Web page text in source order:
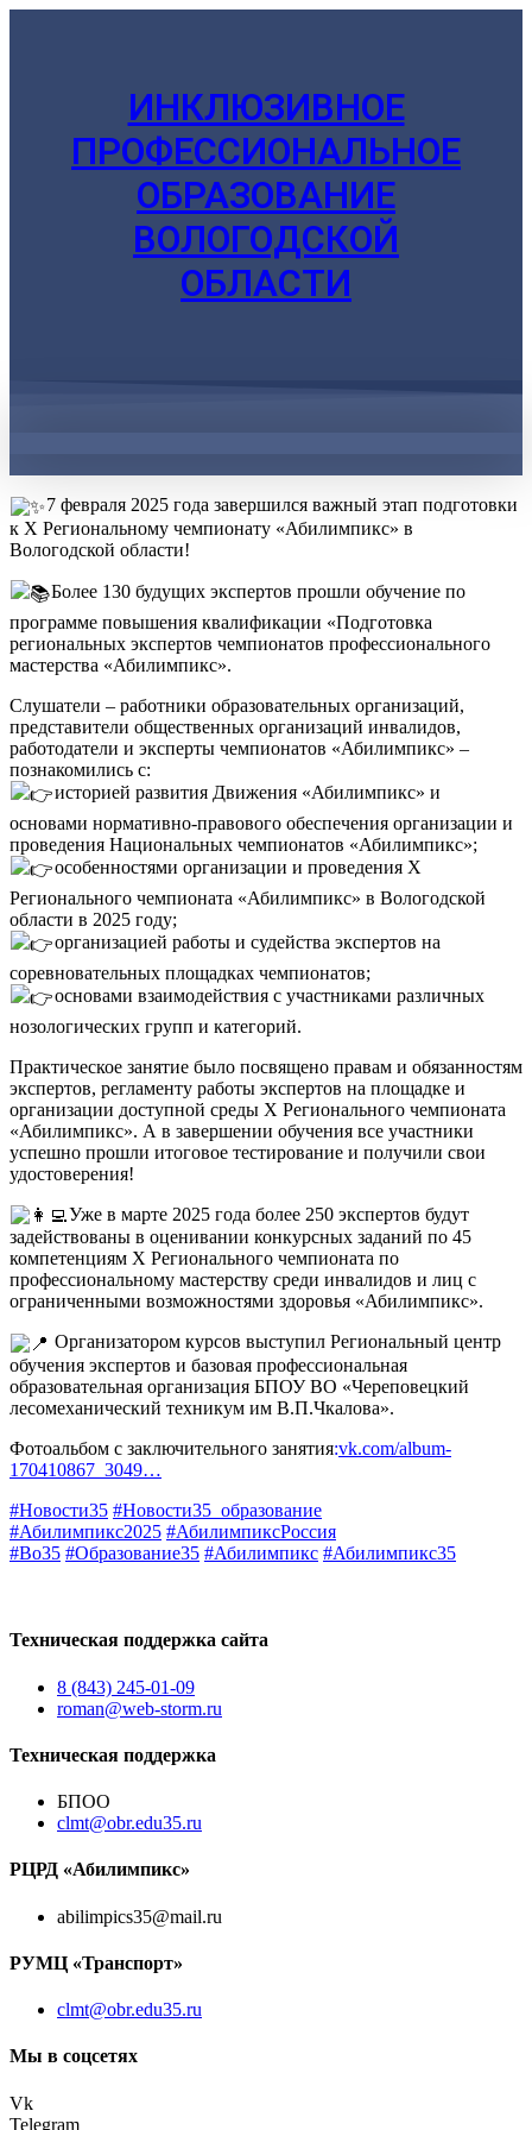
ИНКЛЮЗИВНОЕ
ПРОФЕССИОНАЛЬНОЕ
ОБРАЗОВАНИЕ
ВОЛОГОДСКОЙ
ОБЛАСТИ
7 февраля 2025 года завершился важный этап подготовки
к X Региональному чемпионату «Абилимпикс» в
Вологодской области!
Более 130 будущих экспертов прошли обучение по
программе повышения квалификации «Подготовка
региональных экспертов чемпионатов профессионального
мастерства «Абилимпикс».
Слушатели – работники образовательных организаций,
представители общественных организаций инвалидов,
работодатели и эксперты чемпионатов «Абилимпикс» –
познакомились с:
историей развития Движения «Абилимпикс» и
основами нормативно-правового обеспечения организации и
проведения Национальных чемпионатов «Абилимпикс»;
особенностями организации и проведения X
Регионального чемпионата «Абилимпикс» в Вологодской
области в 2025 году;
организацией работы и судейства экспертов на
соревновательных площадках чемпионатов;
основами взаимодействия с участниками различных
нозологических групп и категорий.
Практическое занятие было посвящено правам и обязанностям
экспертов, регламенту работы экспертов на площадке и
организации доступной среды X Регионального чемпионата
«Абилимпикс». А в завершении обучения все участники
успешно прошли итоговое тестирование и получили свои
удостоверения!
Уже в марте 2025 года более 250 экспертов будут
задействованы в оценивании конкурсных заданий по 45
компетенциям X Регионального чемпионата по
профессиональному мастерству среди инвалидов и лиц с
ограниченными возможностями здоровья «Абилимпикс».
Организатором курсов выступил Региональный центр
обучения экспертов и базовая профессиональная
образовательная организация БПОУ ВО «Череповецкий
лесомеханический техникум им В.П.Чкалова».
Фотоальбом с заключительного занятия:vk.com/album-
170410867_3049…
#Новости35 #Новости35_образование
#Абилимпикс2025 #АбилимпиксРоссия
#Во35 #Образование35 #Абилимпикс #Абилимпикс35
Техническая поддержка сайта
8 (843) 245-01-09
roman@web-storm.ru
Техническая поддержка
БПОО
clmt@obr.edu35.ru
РЦРД «Абилимпикс»
abilimpics35@mail.ru
РУМЦ «Транспорт»
clmt@obr.edu35.ru
Мы в соцсетях
Vk
Telegram